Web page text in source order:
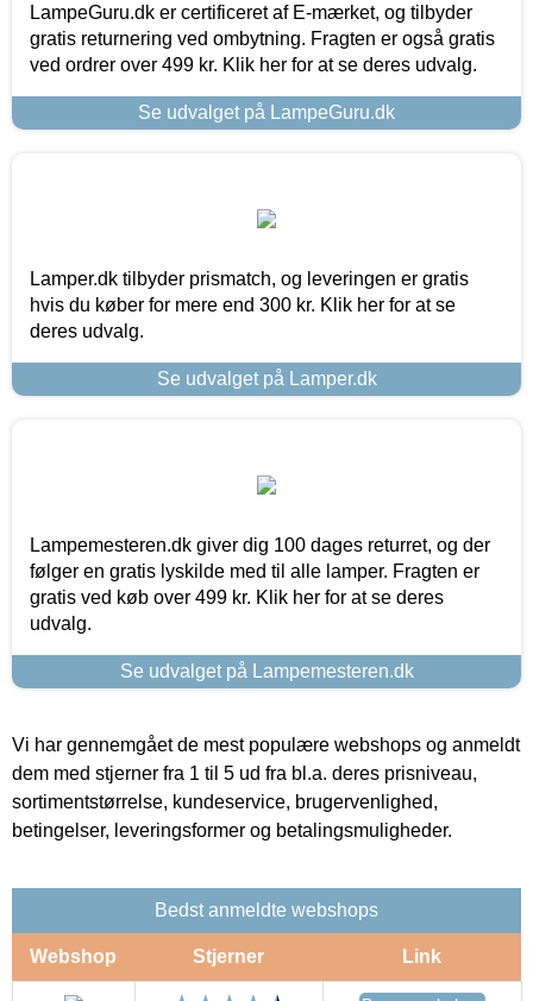
LampeGuru.dk er certificeret af E-mærket, og tilbyder
gratis returnering ved ombytning. Fragten er også gratis
ved ordrer over 499 kr. Klik her for at se deres udvalg.
Se udvalget på LampeGuru.dk
Lamper.dk tilbyder prismatch, og leveringen er gratis
hvis du køber for mere end 300 kr. Klik her for at se
deres udvalg.
Se udvalget på Lamper.dk
Lampemesteren.dk giver dig 100 dages returret, og der
følger en gratis lyskilde med til alle lamper. Fragten er
gratis ved køb over 499 kr. Klik her for at se deres
udvalg.
Se udvalget på Lampemesteren.dk
Vi har gennemgået de mest populære webshops og anmeldt
dem med stjerner fra 1 til 5 ud fra bl.a. deres prisniveau,
sortimentstørrelse, kundeservice, brugervenlighed,
betingelser, leveringsformer og betalingsmuligheder.
Bedst anmeldte webshops
Webshop Stjerner Link